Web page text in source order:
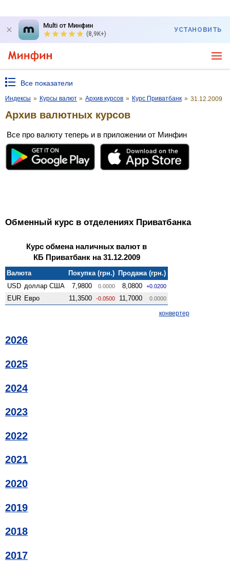
Multi от Минфин
(8,9K+)
УСТАНОВИТЬ
Все показатели
Индексы » Курсы валют » Архив курсов » Курс Приватбанк » 31.12.2009
Архив валютных курсов
Все про валюту теперь и в приложении от Минфин
Обменный курс в отделениях Приватбанка
Курс обмена наличных валют в
КБ Приватбанк на 31.12.2009
Валюта Покупка (грн.) Продажа (грн.)
USD доллар США 7,9800 0.0000 8,0800 +0.0200
EUR Евро 11,3500 -0.0500 11,7000 0.0000
конвертер
2026
2025
2024
2023
2022
2021
2020
2019
2018
2017